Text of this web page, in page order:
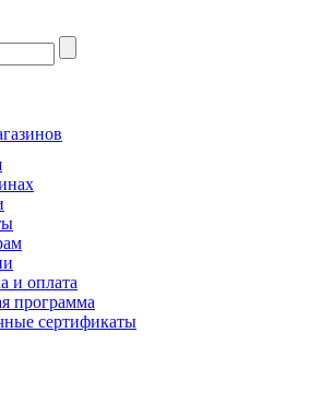
и оплата
программа
сертификаты